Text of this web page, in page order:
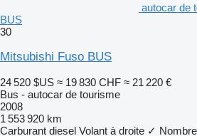
autocar de
BUS
30
Mitsubishi Fuso BUS
24 520 $US ≈ 19 830 CHF ≈ 21 220 €
Bus - autocar de tourisme
2008
1 553 920 km
Carburant diesel Volant à droite ✓